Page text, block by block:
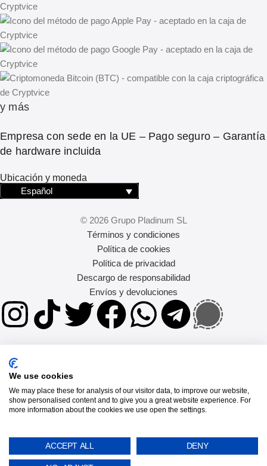
y más
Empresa con sede en la UE – Pago seguro – Garantía
de hardware incluida
Ubicación y moneda
Español
© 2026 Grupo Pladinum SL
Términos y condiciones
Política de cookies
Política de privacidad
Descargo de responsabilidad
Envíos y devoluciones
BUSCA EN
google pixel 9a
We use cookies
We may place these for analysis of our visitor data, to improve our website,
show personalised content and to give you a great website experience. For
more information about the cookies we use open the settings.
ACCEPT ALL DENY